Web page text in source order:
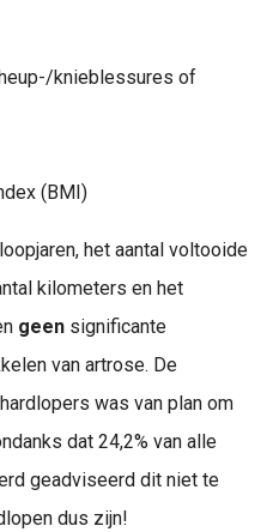
knieblessures of
(BMI)
het aantal voltooide
kilometers en het
geen significante
van artrose. De
was van plan om
dat 24,2% van alle
geadviseerd dit niet te
dus zijn!